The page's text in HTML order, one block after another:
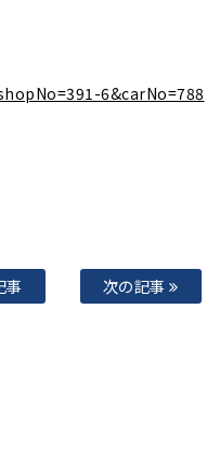
6&carNo=788
事 次の記事